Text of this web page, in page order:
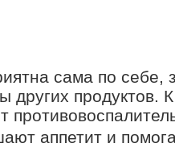
сама по себе,
других продуктов.
аппетит и